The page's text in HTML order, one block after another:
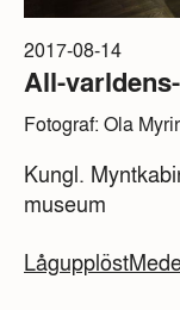
2017-08-14
All-
Fotograf: Ola
Kungl.
museum
Lågupplöst